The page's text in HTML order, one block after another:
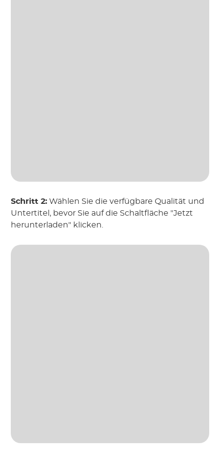
Schritt 2: Wählen Sie die verfügbare Qualität und
Untertitel, bevor Sie auf die Schaltfläche "Jetzt
herunterladen" klicken.